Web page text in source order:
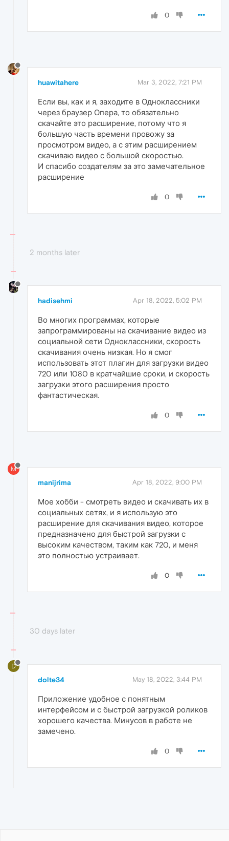
0
huawitahere Mar 3, 2022, 7:21 PM
Если вы, как и я, заходите в Одноклассники
через браузер Опера, то обязательно
скачайте это расширение, потому что я
большую часть времени провожу за
просмотром видео, а с этим расширением
скачиваю видео с большой скоростью.
И спасибо создателям за это замечательное
расширение
0
2 months later
hadisehmi Apr 18, 2022, 5:02 PM
Во многих программах, которые
запрограммированы на скачивание видео из
социальной сети Одноклассники, скорость
скачивания очень низкая. Но я смог
использовать этот плагин для загрузки видео
720 или 1080 в кратчайшие сроки, и скорость
загрузки этого расширения просто
фантастическая.
0
M
manijrima Apr 18, 2022, 9:00 PM
Мое хобби - смотреть видео и скачивать их в
социальных сетях, и я использую это
расширение для скачивания видео, которое
предназначено для быстрой загрузки с
высоким качеством, таким как 720, и меня
это полностью устраивает.
0
30 days later
D
dolte34 May 18, 2022, 3:44 PM
Приложение удобное с понятным
интерфейсом и с быстрой загрузкой роликов
хорошего качества. Минусов в работе не
замечено.
0